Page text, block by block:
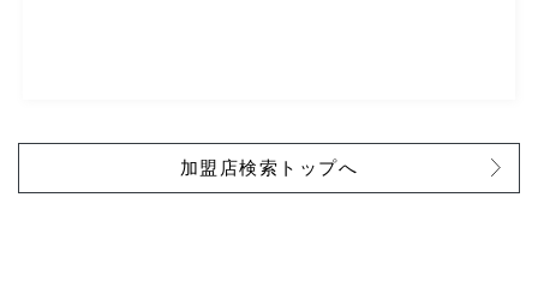
加盟店検索トップへ